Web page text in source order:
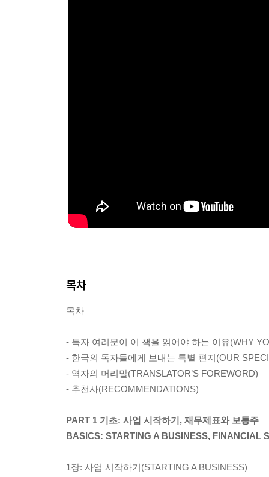
목차
목차
- 독자 여러분이 이 책을 읽어야 하는 이유(WHY
- 한국의 독자들에게 보내는 특별 편지(OUR
- 역자의 머리말(TRANSLATOR’S FOREWORD)
- 추천사(RECOMMENDATIONS)
PART 1 기초: 사업 시작하기, 재무제표와 보통주
BASICS: STARTING A BUSINESS, FINANCIAL
1장: 사업 시작하기(STARTING A BUSINESS)